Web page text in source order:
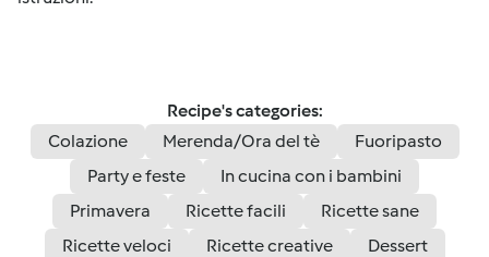
Recipe's categories:
Colazione
Merenda/Ora del tè
Fuoripasto
Party e feste
In cucina con i bambini
Primavera
Ricette facili
Ricette sane
Ricette veloci
Ricette creative
Dessert